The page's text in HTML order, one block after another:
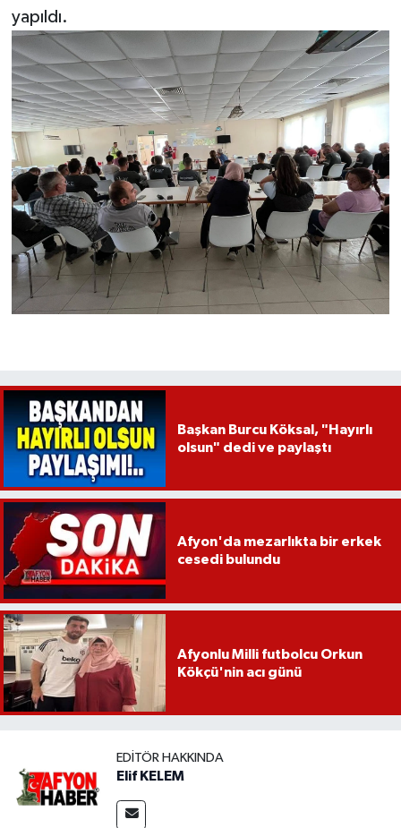
yapıldı.
Başkan Burcu Köksal, "Hayırlı
olsun" dedi ve paylaştı
Afyon'da mezarlıkta bir erkek
cesedi bulundu
Afyonlu Milli futbolcu Orkun
Kökçü'nin acı günü
EDITÖR HAKKINDA
Elif KELEM